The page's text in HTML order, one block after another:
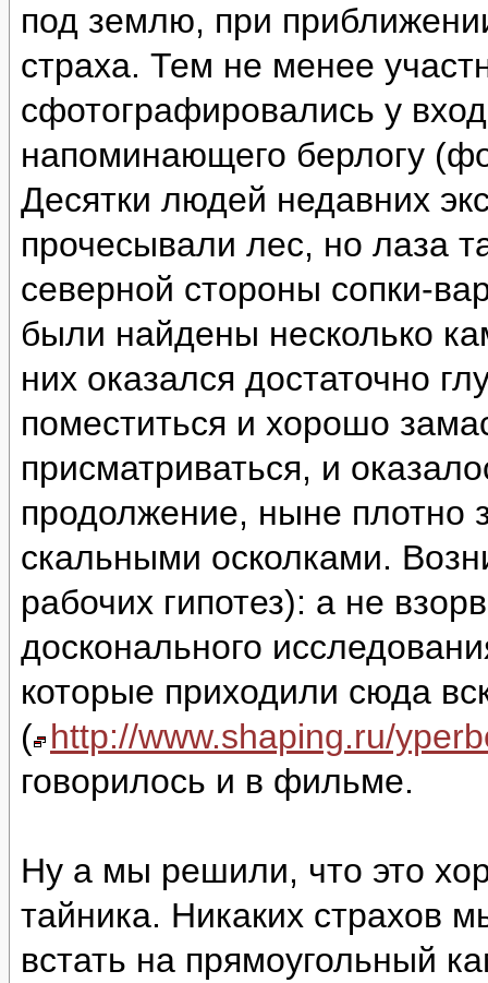
под землю, при
страха. Тем не менее
сфотографировались у
напоминающего берлогу
Десятки людей недавних
прочесывали лес, но лаза
северной стороны сопки-
были найдены несколько
них оказался достаточно
поместиться и хорошо
присматриваться, и
продолжение, ныне плотно
скальными осколками.
рабочих гипотез): а не
досконального
которые приходили сюда
( http://www.shaping.ru/
говорилось и в фильме.
Ну а мы решили, что это
тайника. Никаких страхов
встать на прямоугольный